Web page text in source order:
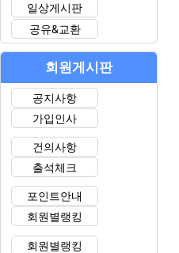
일상게시판
공유&교환
회원게시판
공지사항
가입인사
건의사항
출석체크
포인트안내
회원별랭킹
회원별랭킹